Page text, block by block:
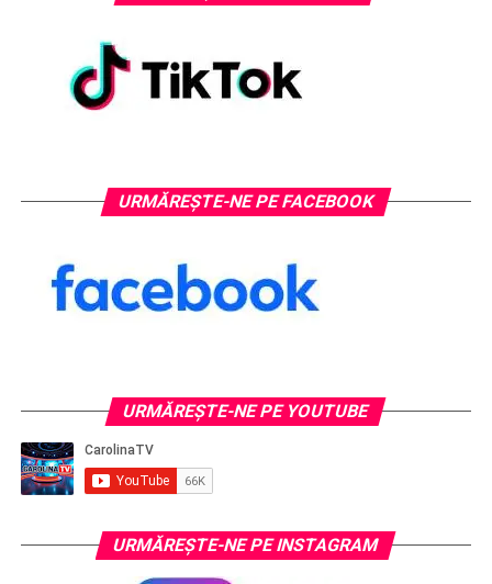
URMĂREȘTE-NE PE FACEBOOK
URMĂREŞTE-NE PE YOUTUBE
URMĂREŞTE-NE PE INSTAGRAM